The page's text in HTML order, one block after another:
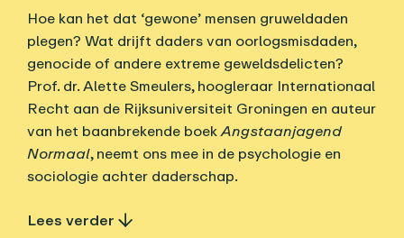
Hoe kan het dat ‘gewone’ mensen gruweldaden
plegen? Wat drijft daders van oorlogsmisdaden,
genocide of andere extreme geweldsdelicten?
Prof. dr. Alette Smeulers, hoogleraar Internationaal
Recht aan de Rijksuniversiteit Groningen en auteur
van het baanbrekende boekAngstaanjagend
Normaal, neemt ons mee in de psychologie en
sociologie achter daderschap.
Lees verder